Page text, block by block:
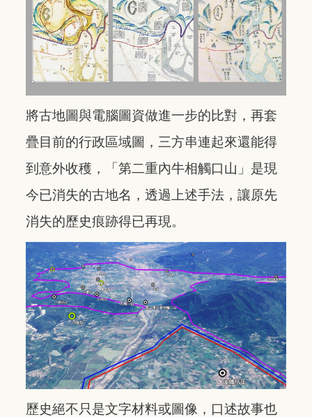
將古地圖與電腦圖資做進一步的比對，再套
疊目前的行政區域圖，三方串連起來還能得
到意外收穫，「第二重內牛相觸口山」是現
今已消失的古地名，透過上述手法，讓原先
消失的歷史痕跡得已再現。
歷史絕不只是文字材料或圖像，口述故事也